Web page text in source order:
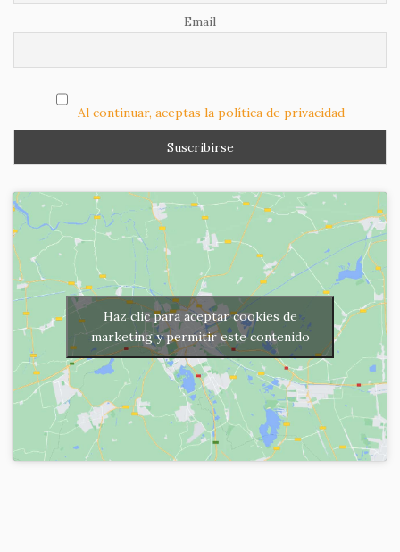
Email
Al continuar, aceptas la política de privacidad
Haz clic para aceptar cookies de
marketing y permitir este contenido